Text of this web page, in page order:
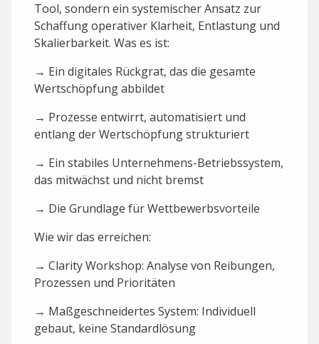
Tool, sondern ein systemischer Ansatz zur
Schaffung operativer Klarheit, Entlastung und
Skalierbarkeit. Was es ist:
→ Ein digitales Rückgrat, das die gesamte
Wertschöpfung abbildet
→ Prozesse entwirrt, automatisiert und
entlang der Wertschöpfung strukturiert
→ Ein stabiles Unternehmens-Betriebssystem,
das mitwächst und nicht bremst
→ Die Grundlage für Wettbewerbsvorteile
Wie wir das erreichen:
→ Clarity Workshop: Analyse von Reibungen,
Prozessen und Prioritäten
→ Maßgeschneidertes System: Individuell
gebaut, keine Standardlösung